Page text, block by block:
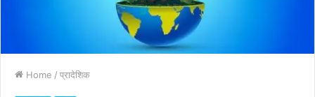
Home / प्रादेशिक